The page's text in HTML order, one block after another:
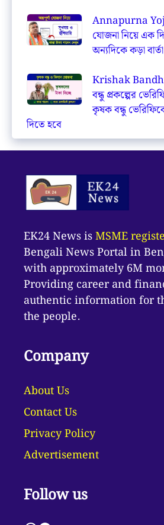
Annapurna
যোজনা নিয়ে এক
অন্যদিকে কড়া
Krishak
বন্ধু প্রকল্পের
কৃষক বন্ধু
দিতে হবে
EK24 News isMSME
Bengali News Portal in
with approximately 6M
Providing career and
authentic information for
the people.
Company
About Us
Contact Us
Privacy Policy
Advertisement
Follow us